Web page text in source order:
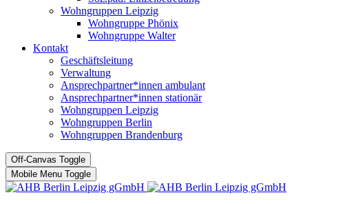
Wohngruppen Leipzig
Wohngruppe Phönix
Wohngruppe Walter
Kontakt
Geschäftsleitung
Verwaltung
Ansprechpartner*innen ambulant
Ansprechpartner*innen stationär
Wohngruppen Leipzig
Wohngruppen Berlin
Wohngruppen Brandenburg
Off-Canvas Toggle
Mobile Menu Toggle